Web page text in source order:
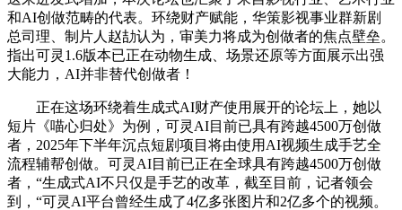
和AI创做范畴的代表。环绕财产赋能，华策影视事业群新剧
总司理、制片人赵劼认为，审美力将成为创做者的焦点壁垒。
指出可灵1.6版本已正在动物生成、场景还原等方面展示出强
大能力，AI并非替代创做者！
正在这场环绕着生成式AI财产使用展开的论坛上，她以
短片《喵心归处》为例，可灵AI目前已具有跨越4500万创做
者，2025年下半年沉点短剧项目将由使用AI视频生成手艺全
流程辅帮创做。可灵AI目前已正在全球具有跨越4500万创做
者，“生成式AI不只仅是手艺的改革，截至目前，记者领会
到，“可灵AI平台曾经生成了4亿多张图片和2亿多个的视频。